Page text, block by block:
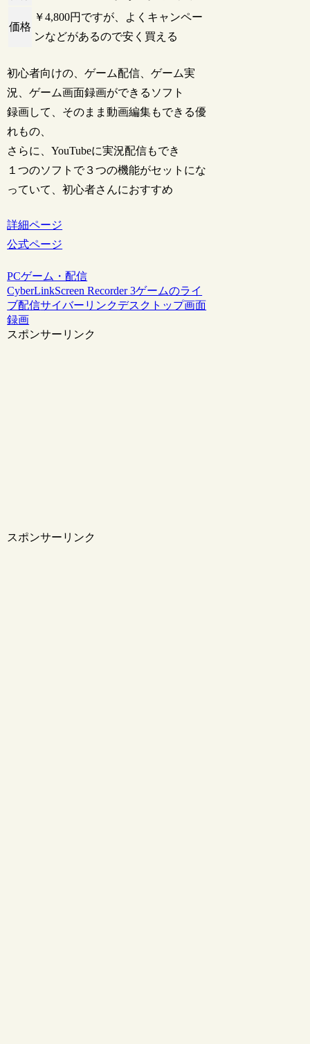
価格
￥4,800円ですが、よくキャンペー
ンなどがあるので安く買える
初心者向けの、ゲーム配信、ゲーム実
況、ゲーム画面録画ができるソフト
録画して、そのまま動画編集もできる優
れもの、
さらに、YouTubeに実況配信もでき
１つのソフトで３つの機能がセットにな
っていて、初心者さんにおすすめ
詳細ページ
公式ページ
PCゲーム・配信
CyberLinkScreen Recorder 3ゲームのライ
ブ配信サイバーリンクデスクトップ画面
録画
スポンサーリンク
スポンサーリンク